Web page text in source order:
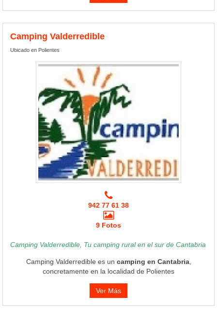
Camping Valderredible
Ubicado en Polientes
942 77 61 38
9 Fotos
Camping Valderredible, Tu camping rural en el sur de Cantabria
Camping Valderredible es un camping en Cantabria,
concretamente en la localidad de Polientes
Ver Más